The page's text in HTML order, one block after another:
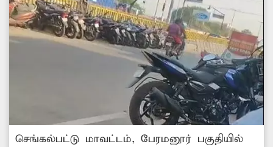
செங்கல்பட்டு மாவட்டம், பேரமனூர் பகுதியில்